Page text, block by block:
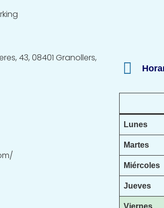
43, 08401 Granollers,
Lunes
Martes
Miércoles
Jueves